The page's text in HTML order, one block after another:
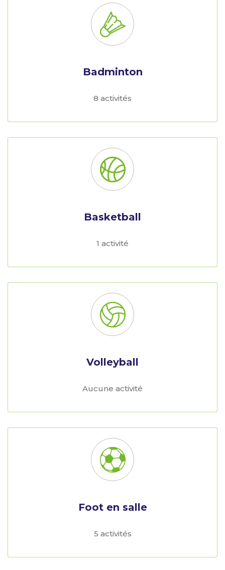
Badminton
8 activités
Basketball
1 activité
Volleyball
Aucune activité
Foot en salle
5 activités